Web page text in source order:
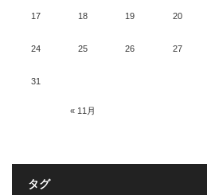
« 11月
17 18 19 20
24 25 26 27
31
タグ